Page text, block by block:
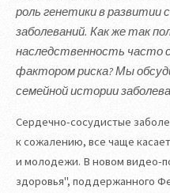
роль генетики в развитии
заболеваний. Как же так
наследственность часто
фактором риска? Мы
семейной истории
Сердечно-сосудистые
к сожалению, все чаще
и молодежи. В новом видео-
здоровья", поддержанного